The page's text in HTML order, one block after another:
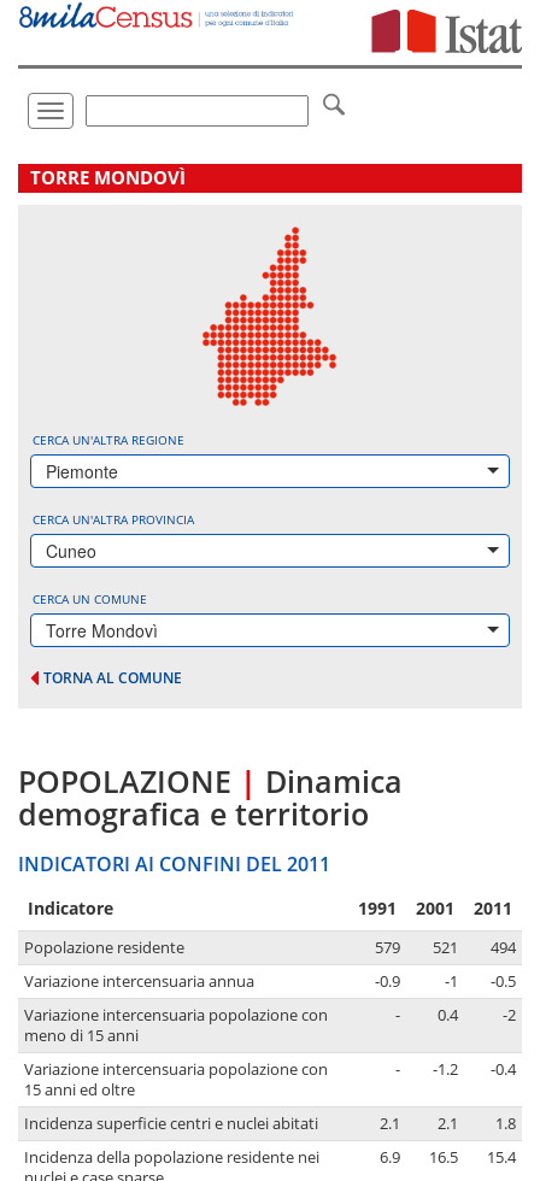
Vai
direttamente
Toggle
navigation
.
TORRE MONDOVÌ
CERCA UN'ALTRA REGIONE
Piemonte
CERCA UN'ALTRA PROVINCIA
Cuneo
CERCA UN COMUNE
Torre Mondovì
TORNA AL COMUNE
POPOLAZIONE | Dinamica
demografica e territorio
INDICATORI AI CONFINI DEL 2011
Indicatore 1991 2001 2011
Popolazione residente 579 521
494
Variazione intercensuaria annua
-0.9 -1
-0.5
Variazione intercensuaria popolazione con
meno di 15 anni
- 0.4 -2
Variazione intercensuaria popolazione con
15 anni ed oltre
- -1.2 -0.4
Incidenza superficie centri e nuclei abitati 2.1 2.1
1.8
Incidenza della popolazione residente nei
6.9 16.5 15.4